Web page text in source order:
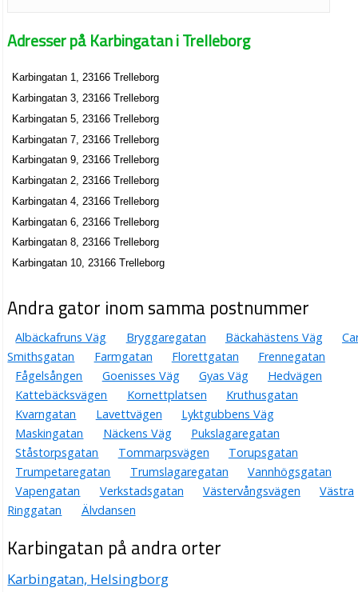
Adresser på Karbingatan i Trelleborg
Karbingatan 1, 23166 Trelleborg
Karbingatan 3, 23166 Trelleborg
Karbingatan 5, 23166 Trelleborg
Karbingatan 7, 23166 Trelleborg
Karbingatan 9, 23166 Trelleborg
Karbingatan 2, 23166 Trelleborg
Karbingatan 4, 23166 Trelleborg
Karbingatan 6, 23166 Trelleborg
Karbingatan 8, 23166 Trelleborg
Karbingatan 10, 23166 Trelleborg
Andra gator inom samma postnummer
Albäckafruns Väg Bryggaregatan Bäckahästens Väg
Smithsgatan
Farmgatan Florettgatan
Frennegatan
Fågelsången
Goenisses Väg Gyas Väg
Hedvägen
Kattebäcksvägen
Kornettplatsen
Kruthusgatan
Kvarngatan
Lavettvägen
Lyktgubbens Väg
Maskingatan
Näckens Väg
Pukslagaregatan
Ståstorpsgatan
Tommarpsvägen
Torupsgatan
Trumpetaregatan
Trumslagaregatan
Vannhögsgatan
Vapengatan
Verkstadsgatan Västervångsvägen
Västra
Ringgatan
Älvdansen
Karbingatan på andra orter
Karbingatan, Helsingborg